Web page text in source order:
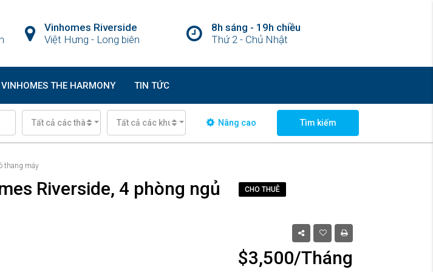
8h sáng - 19h chiều
Thứ 2 - Chủ Nhật
Vinhomes Riverside
Việt Hưng - Long biên
VINHOMES THE HARMONY TIN TỨC
Tất cả các thành phố Tất cả các khu vực Nâng cao Tìm kiếm
thang máy
Riverside, 4 phòng ngủ
CHO THUÊ
$3,500/Tháng